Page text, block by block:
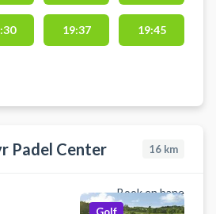
19:37 19:45
Padel Center 16 km
Book en bane